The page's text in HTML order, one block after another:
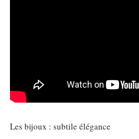
Les bijoux : subtile élégance